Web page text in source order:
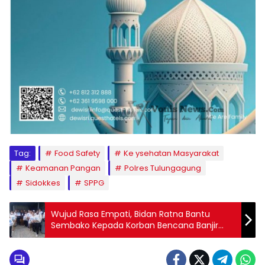
Tag: Food Safety
Ke ysehatan Masyarakat
Keamanan Pangan
Polres Tulungagung
Sidokkes
SPPG
Wujud Rasa Empati, Bidan Ratna Bantu
Sembako Kepada Korban Bencana Banjir
dan Longsor